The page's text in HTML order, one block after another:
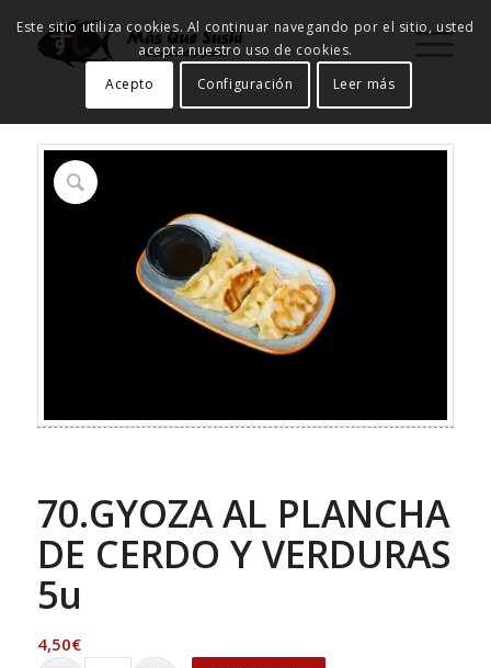
70.GYOZA AL PLANCHA
DE CERDO Y VERDURAS
5u
4,50€
Este sitio utiliza cookies. Al continuar navegando por el sitio, usted
acepta nuestro uso de cookies.
Acepto
Configuración Leer más